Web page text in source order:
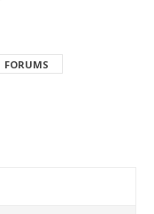
FORUMS